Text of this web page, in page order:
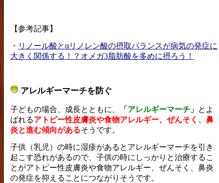
【参考記事】
・ リノール酸とαリノレン酸の摂取バランスが病気の発症に
大きく関係する！？オメガ3脂肪酸を多めに摂ろう！
アレルギーマーチを防ぐ
子どもの場合、成長とともに、 「アレルギーマーチ」 とよ
ばれるアトピー性皮膚炎や食物アレルギー、ぜんそく、鼻
炎と進む傾向があるそうです。
子供（乳児）の時に湿疹があるとアレルギーマーチを引き
起こす恐れがあるので、子供の時にしっかりと治療するこ
とがアトピー性皮膚炎や食物アレルギー、ぜんそく、鼻炎
の発症を抑えることにつながりそうです。